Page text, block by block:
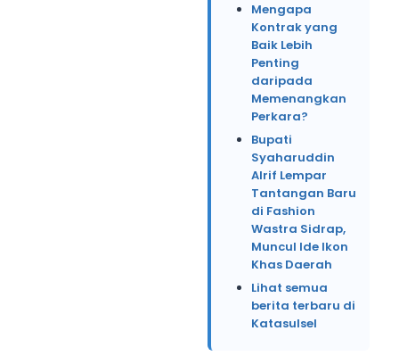
Mengapa
Kontrak yang
Baik Lebih
Penting
daripada
Memenangkan
Perkara?
Bupati
Syaharuddin
Alrif Lempar
Tantangan Baru
di Fashion
Wastra Sidrap,
Muncul Ide Ikon
Khas Daerah
Lihat semua
berita terbaru di
Katasulsel